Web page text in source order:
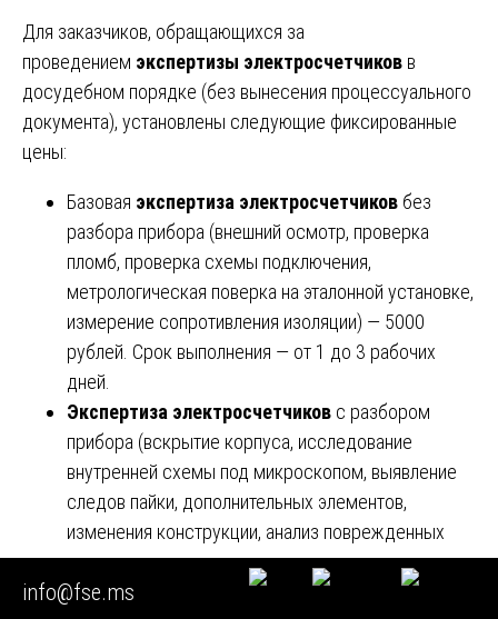
Для заказчиков, обращающихся за
проведением экспертизы электросчетчиков в
досудебном порядке (без вынесения процессуального
документа), установлены следующие фиксированные
цены:
Базовая экспертиза электросчетчиков без
разбора прибора (внешний осмотр, проверка
пломб, проверка схемы подключения,
метрологическая поверка на эталонной установке,
измерение сопротивления изоляции) — 5000
рублей. Срок выполнения — от 1 до 3 рабочих
дней.
Экспертиза электросчетчиков с разбором
прибора (вскрытие корпуса, исследование
внутренней схемы под микроскопом, выявление
следов пайки, дополнительных элементов,
изменения конструкции, анализ поврежденных
компонентов, проверка электронных
компонентов) — от 10 000 до 15 000 рублей.
info@fse.ms